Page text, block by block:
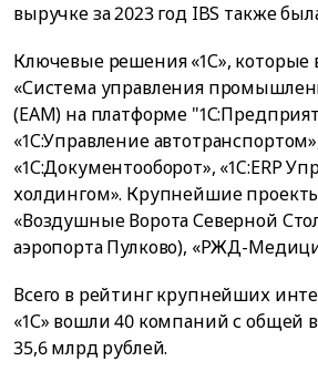
выручке за 2023 год IBS также
Ключевые решения «1С», которые
«Система управления
(EAM) на платформе
«1С:Управление
«1С:Документооборот», «1C:ERP
холдингом». Крупнейшие
«Воздушные Ворота Северной
аэропорта Пулково), «РЖД-
Всего в рейтинг крупнейших
«1С» вошли 40 компаний с общей
35,6 млрд рублей.